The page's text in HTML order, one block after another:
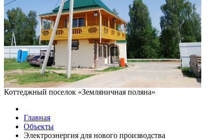
Коттеджный поселок «Земляничная поляна»
Главная
Объекты
Электроэнергия для нового производства